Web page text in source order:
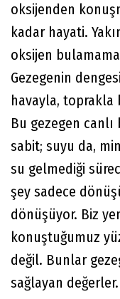
oksijenden
kadar hayati.
oksijen
Gezegenin
havayla, toprakla
Bu gezegen canlı
sabit; suyu da,
su gelmediği
şey sadece
dönüşüyor. Biz
konuştuğumuz
değil. Bunlar
sağlayan